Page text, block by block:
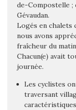
de-Compostelle ;
Gévaudan.
Logés en chalets
nous avons
fraîcheur du
Chacun(e) avait
journée.
Les cyclistes
traversant